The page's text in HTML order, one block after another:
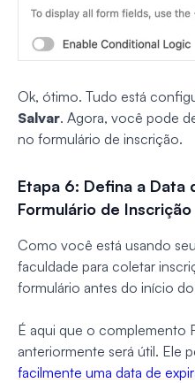
Ok, ótimo. Tudo está
Salvar. Agora, você pode
no formulário de inscrição.
Etapa 6: Defina a Data
Formulário de Inscrição
Como você está usando
faculdade para coletar
formulário antes do início
É aqui que o complemento
anteriormente será útil. Ele
facilmente uma data de